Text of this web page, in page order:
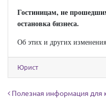
Гостиницам, не
остановка бизнеса.
Об этих и других
Юрист
Навигация по
Полезная информация для